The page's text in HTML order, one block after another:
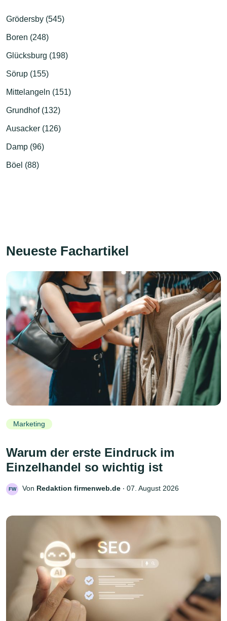
Grödersby (545)
Boren (248)
Glücksburg (198)
Sörup (155)
Mittelangeln (151)
Grundhof (132)
Ausacker (126)
Damp (96)
Böel (88)
Neueste Fachartikel
Marketing
Warum der erste Eindruck im
Einzelhandel so wichtig ist
FW Von Redaktion firmenweb.de ‧ 07. August 2026